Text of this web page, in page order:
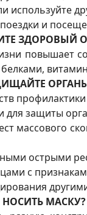
используйте
и
ЗДОРОВЫЙ
повышает
белками,
для защиты
массового
острыми
с
МАСКУ?